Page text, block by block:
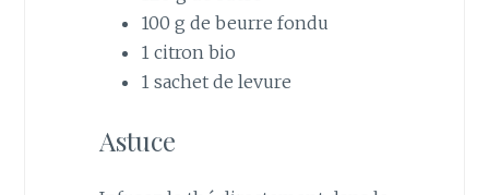
100 g de beurre fondu
1 citron bio
1 sachet de levure
Astuce